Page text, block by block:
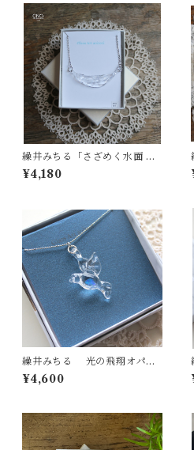
繰井みちる「さざめく水面 AQ
UA 」-クリア-
¥4,180
繰井みちる 光の飛翔オパー
ル プチネックレス
¥4,600